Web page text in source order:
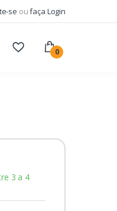
se oufaça Login
0
3 a 4